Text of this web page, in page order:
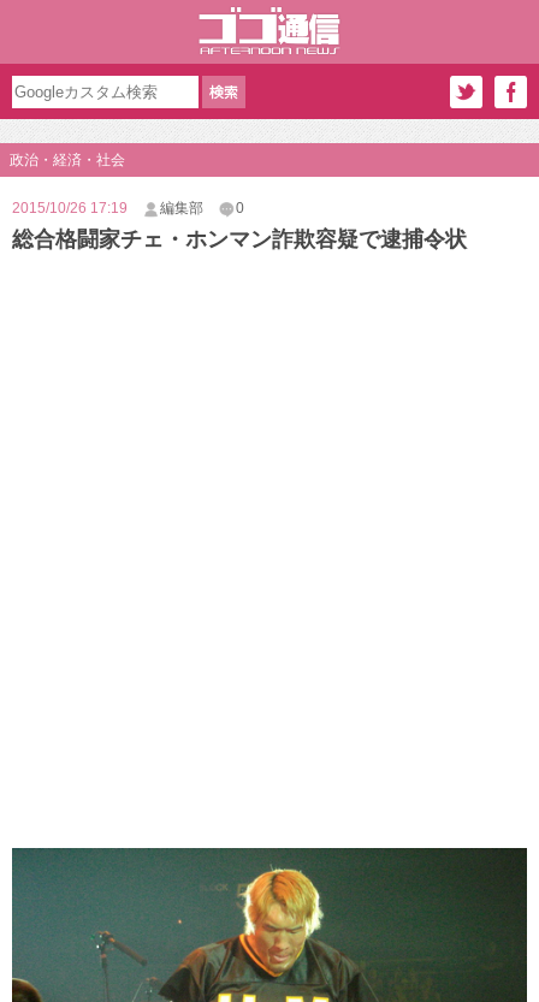
政治・経済・社会
2015/10/26 17:19 編集部 0
総合格闘家チェ・ホンマン詐欺容疑で逮捕令状